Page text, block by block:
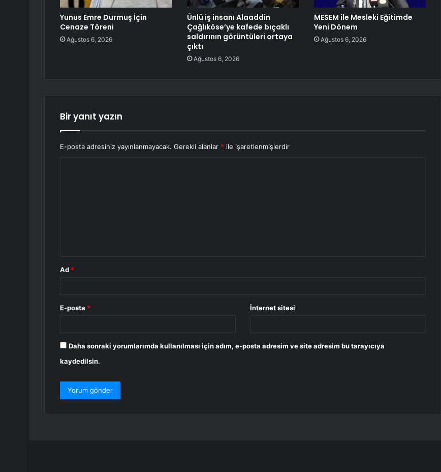
Yunus Emre Durmuş İçin
Cenaze Töreni
Ağustos 6, 2026
Ünlü iş insanı Alaaddin
Çağlıköse’ye kafede bıçaklı
saldırının görüntüleri ortaya
çıktı
Ağustos 6, 2026
MESEM ile Mesleki Eğitimde
Yeni Dönem
Ağustos 6, 2026
Bir yanıt yazın
E-posta adresiniz yayınlanmayacak. Gerekli alanlar * ile işaretlenmişlerdir
Ad *
E-posta * İnternet sitesi
Daha sonraki yorumlarımda kullanılması için adım, e-posta adresim ve site adresim bu tarayıcıya
kaydedilsin.